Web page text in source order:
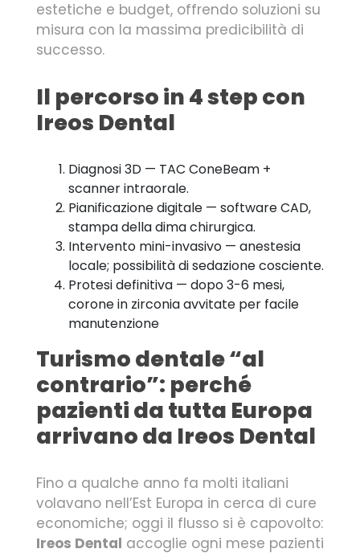
estetiche e budget, offrendo soluzioni su
misura con la massima predicibilità di
successo.
Il percorso in 4 step con
Ireos Dental
Diagnosi 3D — TAC ConeBeam +
scanner intraorale.
Pianificazione digitale — software CAD,
stampa della dima chirurgica.
Intervento mini-invasivo — anestesia
locale; possibilità di sedazione cosciente.
Protesi definitiva — dopo 3-6 mesi,
corone in zirconia avvitate per facile
manutenzione
Turismo dentale “al
contrario”: perché
pazienti da tutta Europa
arrivano da Ireos Dental
Fino a qualche anno fa molti italiani
volavano nell’Est Europa in cerca di cure
economiche; oggi il flusso si è capovolto:
Ireos Dental accoglie ogni mese pazienti